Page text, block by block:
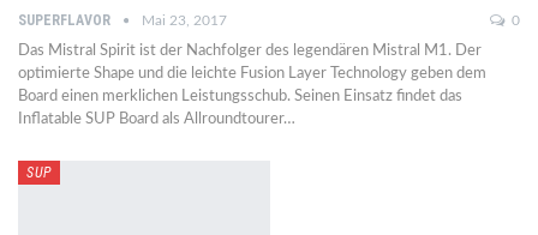
SUPERFLAVOR Mai 23, 2017 0
Das Mistral Spirit ist der Nachfolger des legendären Mistral M1. Der
optimierte Shape und die leichte Fusion Layer Technology geben dem
Board einen merklichen Leistungsschub. Seinen Einsatz findet das
Inflatable SUP Board als Allroundtourer…
SUP